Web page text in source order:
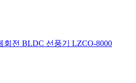
회전 BLDC 선풍기 LZCO-8000